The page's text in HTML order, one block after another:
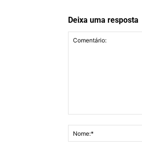
Deixa uma resposta